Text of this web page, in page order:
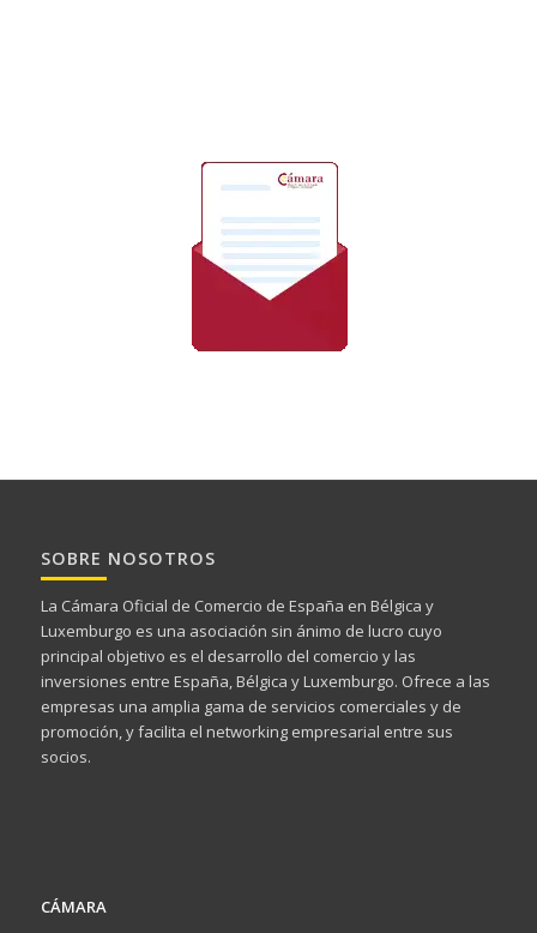
SOBRE NOSOTROS
La Cámara Oficial de Comercio de España en Bélgica y
Luxemburgo es una asociación sin ánimo de lucro cuyo
principal objetivo es el desarrollo del comercio y las
inversiones entre España, Bélgica y Luxemburgo. Ofrece a las
empresas una amplia gama de servicios comerciales y de
promoción, y facilita el networking empresarial entre sus
socios.
CÁMARA